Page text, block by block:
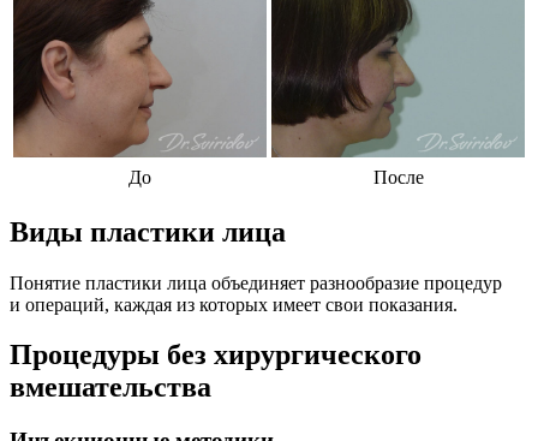
До После
Виды пластики лица
Понятие пластики лица объединяет разнообразие процедур
и операций, каждая из которых имеет свои показания.
Процедуры без хирургического
вмешательства